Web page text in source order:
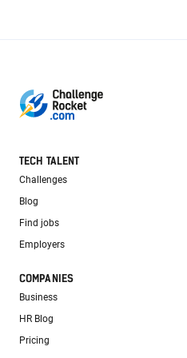
TECH TALENT
Challenges
Blog
Find jobs
Employers
COMPANIES
Business
HR Blog
Pricing